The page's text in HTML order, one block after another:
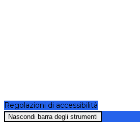
Regolazioni di accessibilità
Nascondi barra degli strumenti